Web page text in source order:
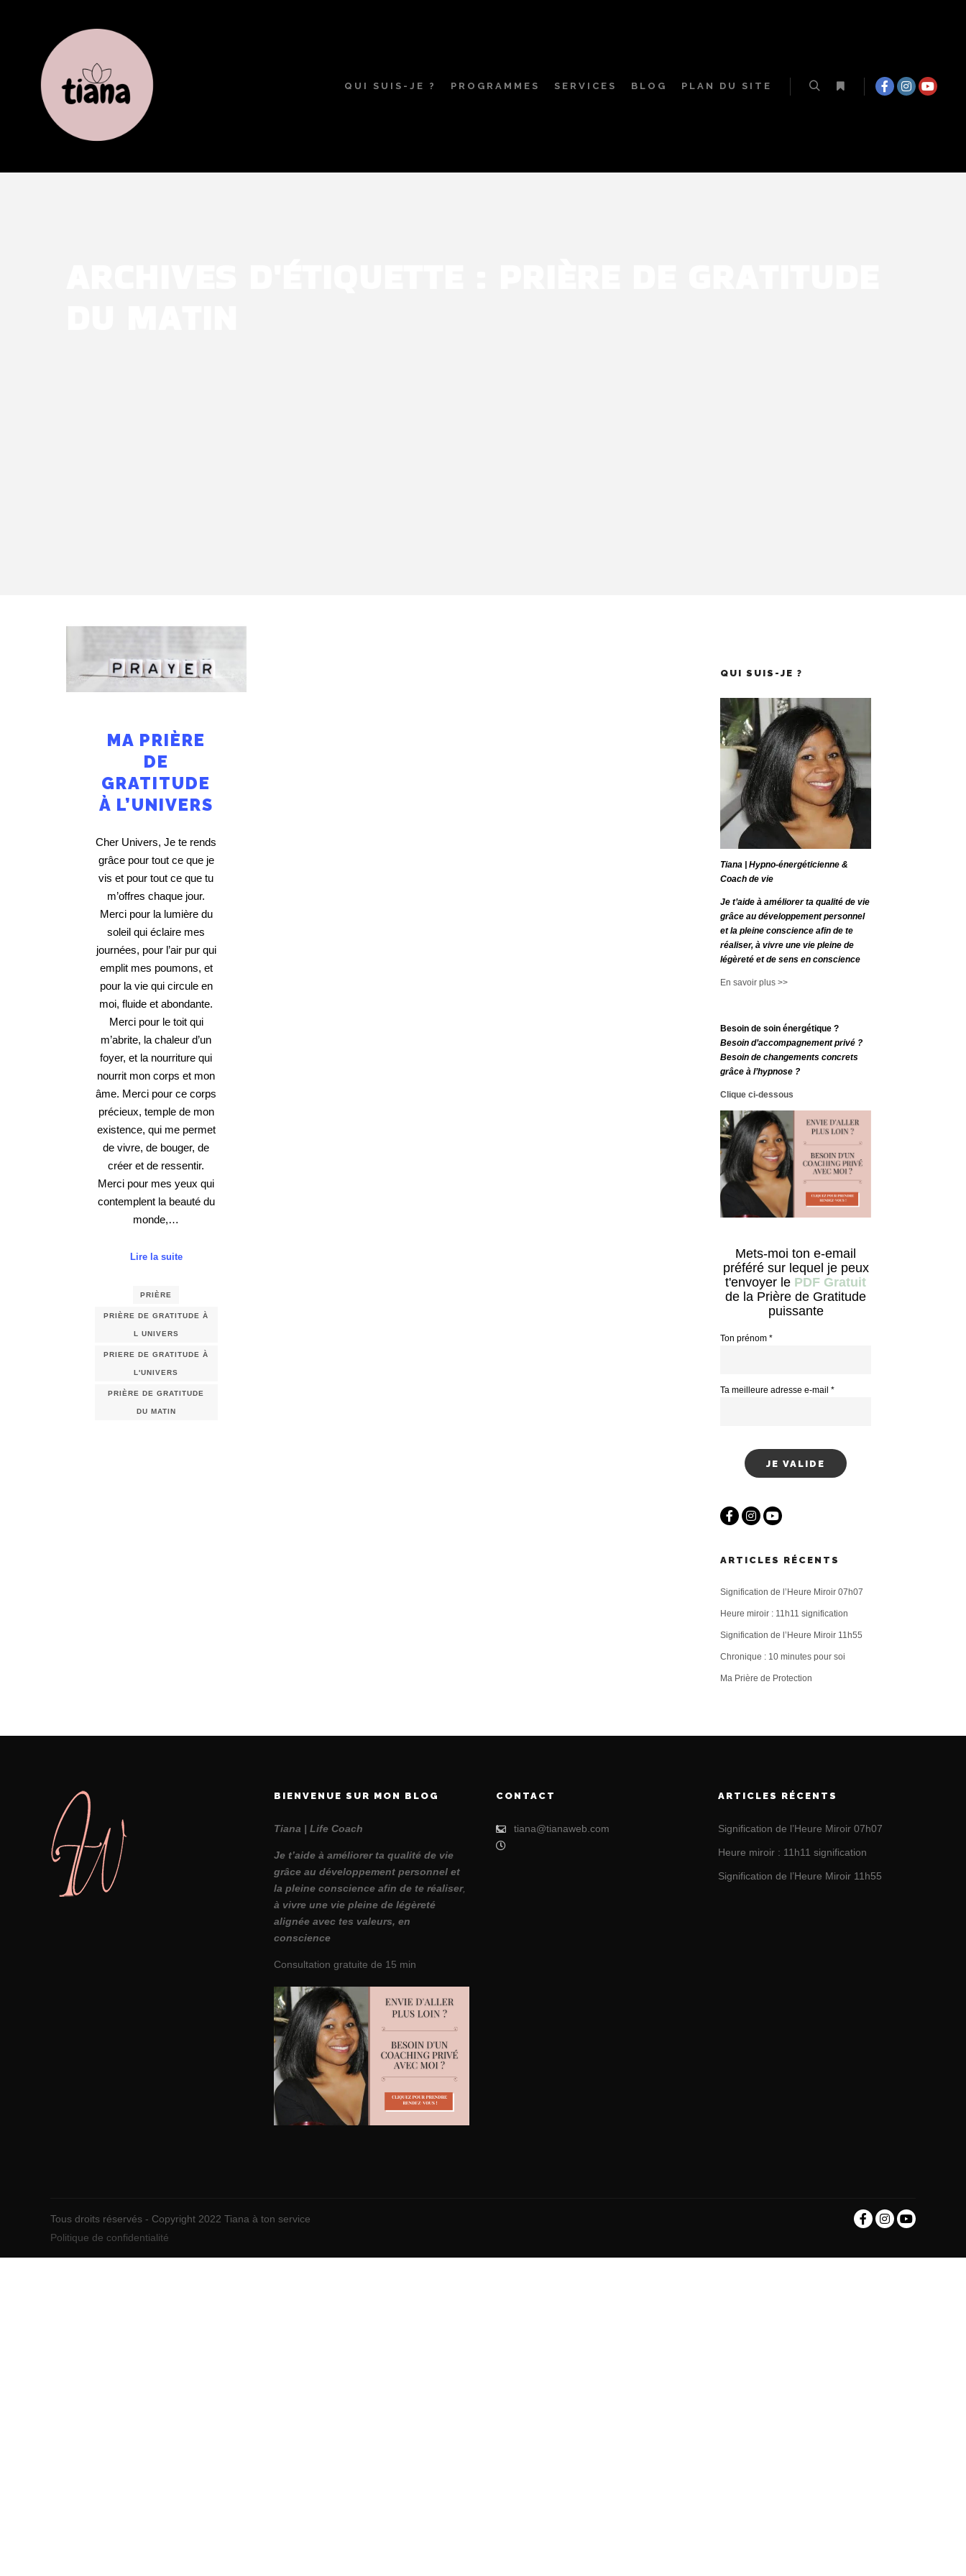
QUI SUIS-JE ? PROGRAMMES SERVICES BLOG PLAN DU SITE
MA PRIÈRE
DE
GRATITUDE
À L’UNIVERS
Cher Univers, Je te rends
grâce pour tout ce que je
vis et pour tout ce que tu
m’offres chaque jour.
Merci pour la lumière du
soleil qui éclaire mes
journées, pour l’air pur qui
emplit mes poumons, et
pour la vie qui circule en
moi, fluide et abondante.
Merci pour le toit qui
m’abrite, la chaleur d’un
foyer, et la nourriture qui
nourrit mon corps et mon
âme. Merci pour ce corps
précieux, temple de mon
existence, qui me permet
de vivre, de bouger, de
créer et de ressentir.
Merci pour mes yeux qui
contemplent la beauté du
monde,…
Lire la suite
PRIÈRE
PRIÈRE DE GRATITUDE À
L UNIVERS
PRIERE DE GRATITUDE À
L'UNIVERS
PRIÈRE DE GRATITUDE
DU MATIN
QUI SUIS-JE ?
Tiana | Hypno-énergéticienne &
Coach de vie
Je t’aide à améliorer ta qualité de vie
grâce au développement personnel
et la pleine conscience afin de te
réaliser, à vivre une vie pleine de
légèreté et de sens en conscience
En savoir plus >>
Besoin de soin énergétique ?
Besoin d’accompagnement privé ?
Besoin de changements concrets
grâce à l’hypnose ?
Clique ci-dessous
Mets-moi ton e-email
préféré sur lequel je peux
t'envoyer le PDF Gratuit
de la Prière de Gratitude
puissante
Ton prénom *
Ta meilleure adresse e-mail *
ARTICLES RÉCENTS
Signification de l’Heure Miroir 07h07
Heure miroir : 11h11 signification
Signification de l’Heure Miroir 11h55
Chronique : 10 minutes pour soi
Ma Prière de Protection
BIENVENUE SUR MON BLOG
Tiana | Life Coach
Je t’aide à améliorer ta qualité de vie
grâce au développement personnel et
la pleine conscience afin de te réaliser,
à vivre une vie pleine de légèreté
alignée avec tes valeurs, en
conscience
Consultation gratuite de 15 min
CONTACT
tiana@tianaweb.com
ARTICLES RÉCENTS
Signification de l’Heure Miroir 07h07
Heure miroir : 11h11 signification
Signification de l’Heure Miroir 11h55
Tous droits réservés - Copyright 2022 Tiana à ton service
Politique de confidentialité